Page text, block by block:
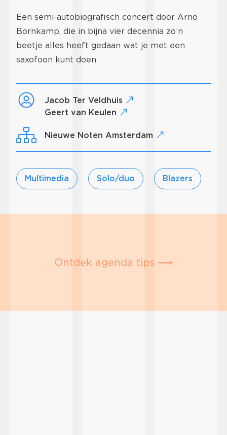
Een semi-autobiografisch concert door Arno
Bornkamp, die in bijna vier decennia zo’n
beetje alles heeft gedaan wat je met een
saxofoon kunt doen.
Jacob Ter Veldhuis
Geert van Keulen
Nieuwe Noten Amsterdam
Multimedia Solo/duo Blazers
Ontdek agenda tips ⟶